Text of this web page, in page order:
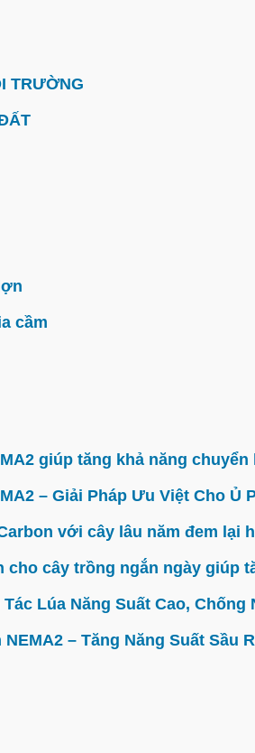
TRƯỜNG
cầm
giúp tăng khả năng
– Giải Pháp Ưu Việt Cho Ủ
với cây lâu năm đem lại
cho cây trồng ngắn ngày giúp
Lúa Năng Suất Cao, Chống
– Tăng Năng Suất